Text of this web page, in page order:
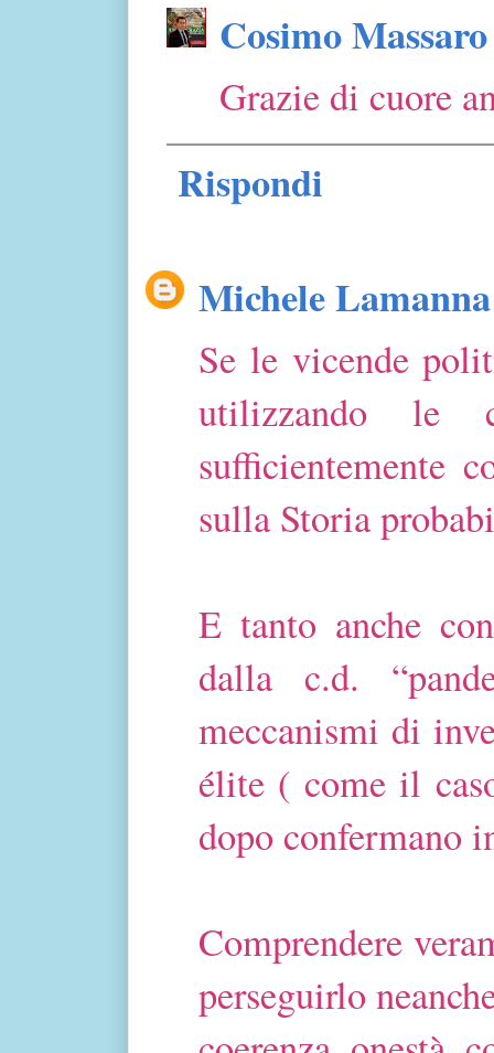
Cosimo Massaro
Grazie di cuore
Rispondi
Michele Lamanna
Se le vicende
utilizzando le
sulla Storia
E tanto anche
dalla c.d.
meccanismi di
élite ( come il
dopo confermano
Comprendere
perseguirlo